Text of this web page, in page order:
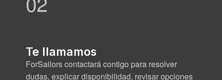
Te llamamos
ForSailors contactará contigo para resolver
dudas, explicar disponibilidad, revisar opciones